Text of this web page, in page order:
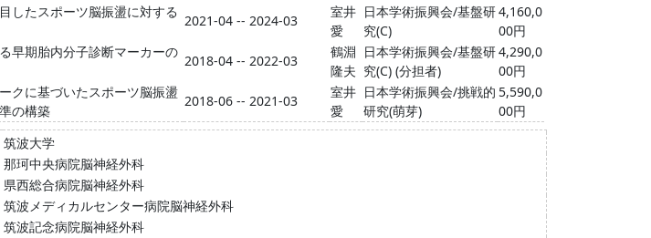
したスポーツ脳振盪に対する
2021-04 -- 2024-03
室井
愛
日本学術振興会/基盤研
究(C)
4,160,0
00円
早期胎内分子診断マーカーの
2018-04 -- 2022-03
鶴淵
隆夫
日本学術振興会/基盤研
究(C) (分担者)
4,290,0
00円
クに基づいたスポーツ脳振盪
の構築
2018-06 -- 2021-03
室井
愛
日本学術振興会/挑戦的
研究(萌芽)
5,590,0
00円
筑波大学
那珂中央病院脳神経外科
県西総合病院脳神経外科
筑波メディカルセンター病院脳神経外科
筑波記念病院脳神経外科